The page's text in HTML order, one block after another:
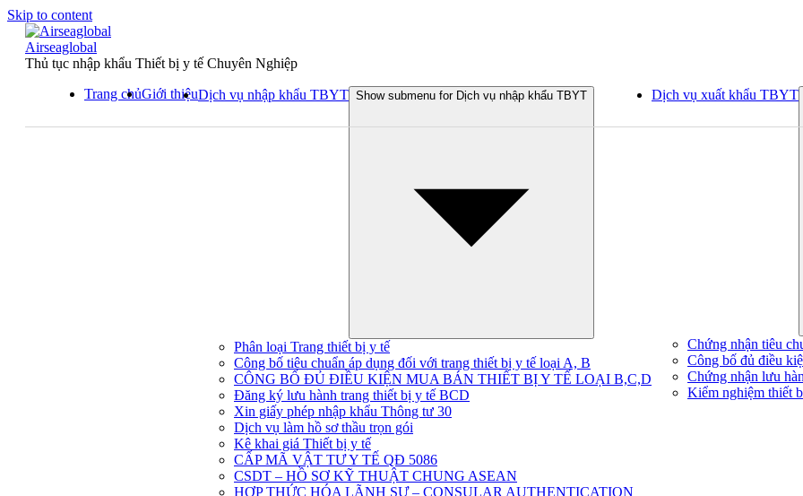
Skip to content
Airseaglobal
Thủ tục nhập khẩu Thiết bị y tế Chuyên Nghiệp
Trang chủGiới thiệuDịch vụ nhập khẩu TBYT Show submenu for Dịch vụ nhập khẩu TBYT
Phân loại Trang thiết bị y tế
Công bố tiêu chuẩn áp dụng đối với trang thiết bị y tế loại A, B
CÔNG BỐ ĐỦ ĐIỀU KIỆN MUA BÁN THIẾT BỊ Y TẾ LOẠI B,C,D
Đăng ký lưu hành trang thiết bị y tế BCD
Xin giấy phép nhập khẩu Thông tư 30
Dịch vụ làm hồ sơ thầu trọn gói
Kê khai giá Thiết bị y tế
CẤP MÃ VẬT TƯ Y TẾ QĐ 5086
CSDT – HỒ SƠ KỸ THUẬT CHUNG ASEAN
HỢP THỨC HÓA LÃNH SỰ – CONSULAR AUTHENTICATION
Dịch vụ xuất khẩu TBYT
Chứng nhận tiêu
Công bố đủ điều
Chứng nhận lưu
Kiểm nghiệm thiết